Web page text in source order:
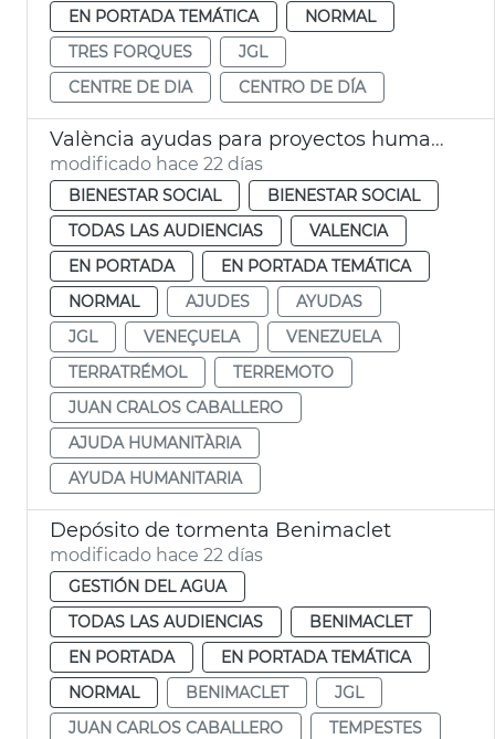
EN PORTADA TEMÁTICA
NORMAL
TRES FORQUES
JGL
CENTRE DE DIA
CENTRO DE DÍA
València ayudas para proyectos humanitarios en Venezuela
modificado hace 22 días
BIENESTAR SOCIAL
BIENESTAR SOCIAL
TODAS LAS AUDIENCIAS
VALENCIA
EN PORTADA
EN PORTADA TEMÁTICA
NORMAL
AJUDES
AYUDAS
JGL
VENEÇUELA
VENEZUELA
TERRATRÉMOL
TERREMOTO
JUAN CRALOS CABALLERO
AJUDA HUMANITÀRIA
AYUDA HUMANITARIA
Depósito de tormenta Benimaclet
modificado hace 22 días
GESTIÓN DEL AGUA
TODAS LAS AUDIENCIAS
BENIMACLET
EN PORTADA
EN PORTADA TEMÁTICA
NORMAL
BENIMACLET
JGL
JUAN CARLOS CABALLERO
TEMPESTES